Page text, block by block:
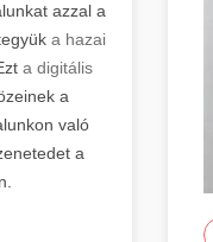
azzal a
a hazai
a digitális
a
való
a